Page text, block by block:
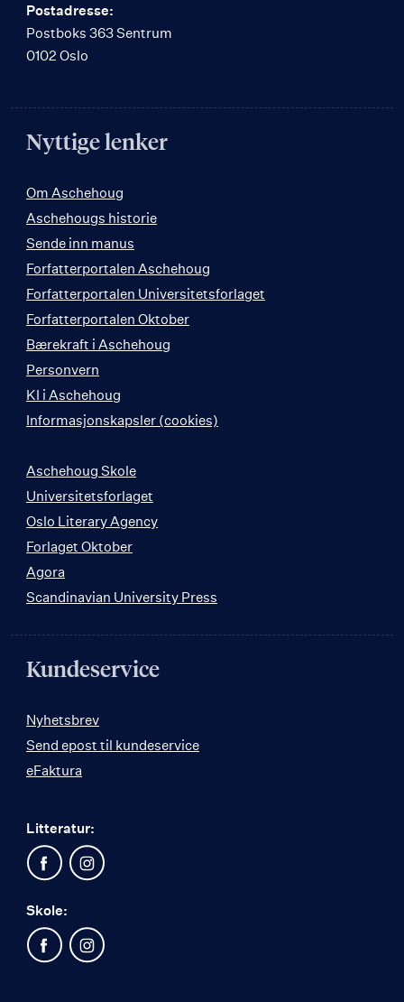
Postadresse:
Postboks 363 Sentrum
0102 Oslo
Nyttige lenker
Om Aschehoug
Aschehougs historie
Sende inn manus
Forfatterportalen Aschehoug
Forfatterportalen Universitetsforlaget
Forfatterportalen Oktober
Bærekraft i Aschehoug
Personvern
KI i Aschehoug
Informasjonskapsler (cookies)
Aschehoug Skole
Universitetsforlaget
Oslo Literary Agency
Forlaget Oktober
Agora
Scandinavian University Press
Kundeservice
Nyhetsbrev
Send epost til kundeservice
eFaktura
Litteratur:
Skole: